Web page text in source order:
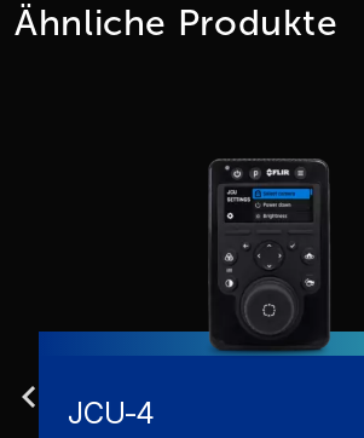
Ähnliche Produkte
JCU-4